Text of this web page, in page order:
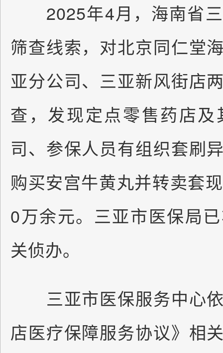
2025年4月，海南省三
筛查线索，对北京同仁堂
亚分公司、三亚新风街店
查，发现定点零售药店
司、参保人员有组织套刷
购买安宫牛黄丸并转卖套
0万余元。三亚市医保局
关侦办。
三亚市医保服务中心依
店医疗保障服务协议》相